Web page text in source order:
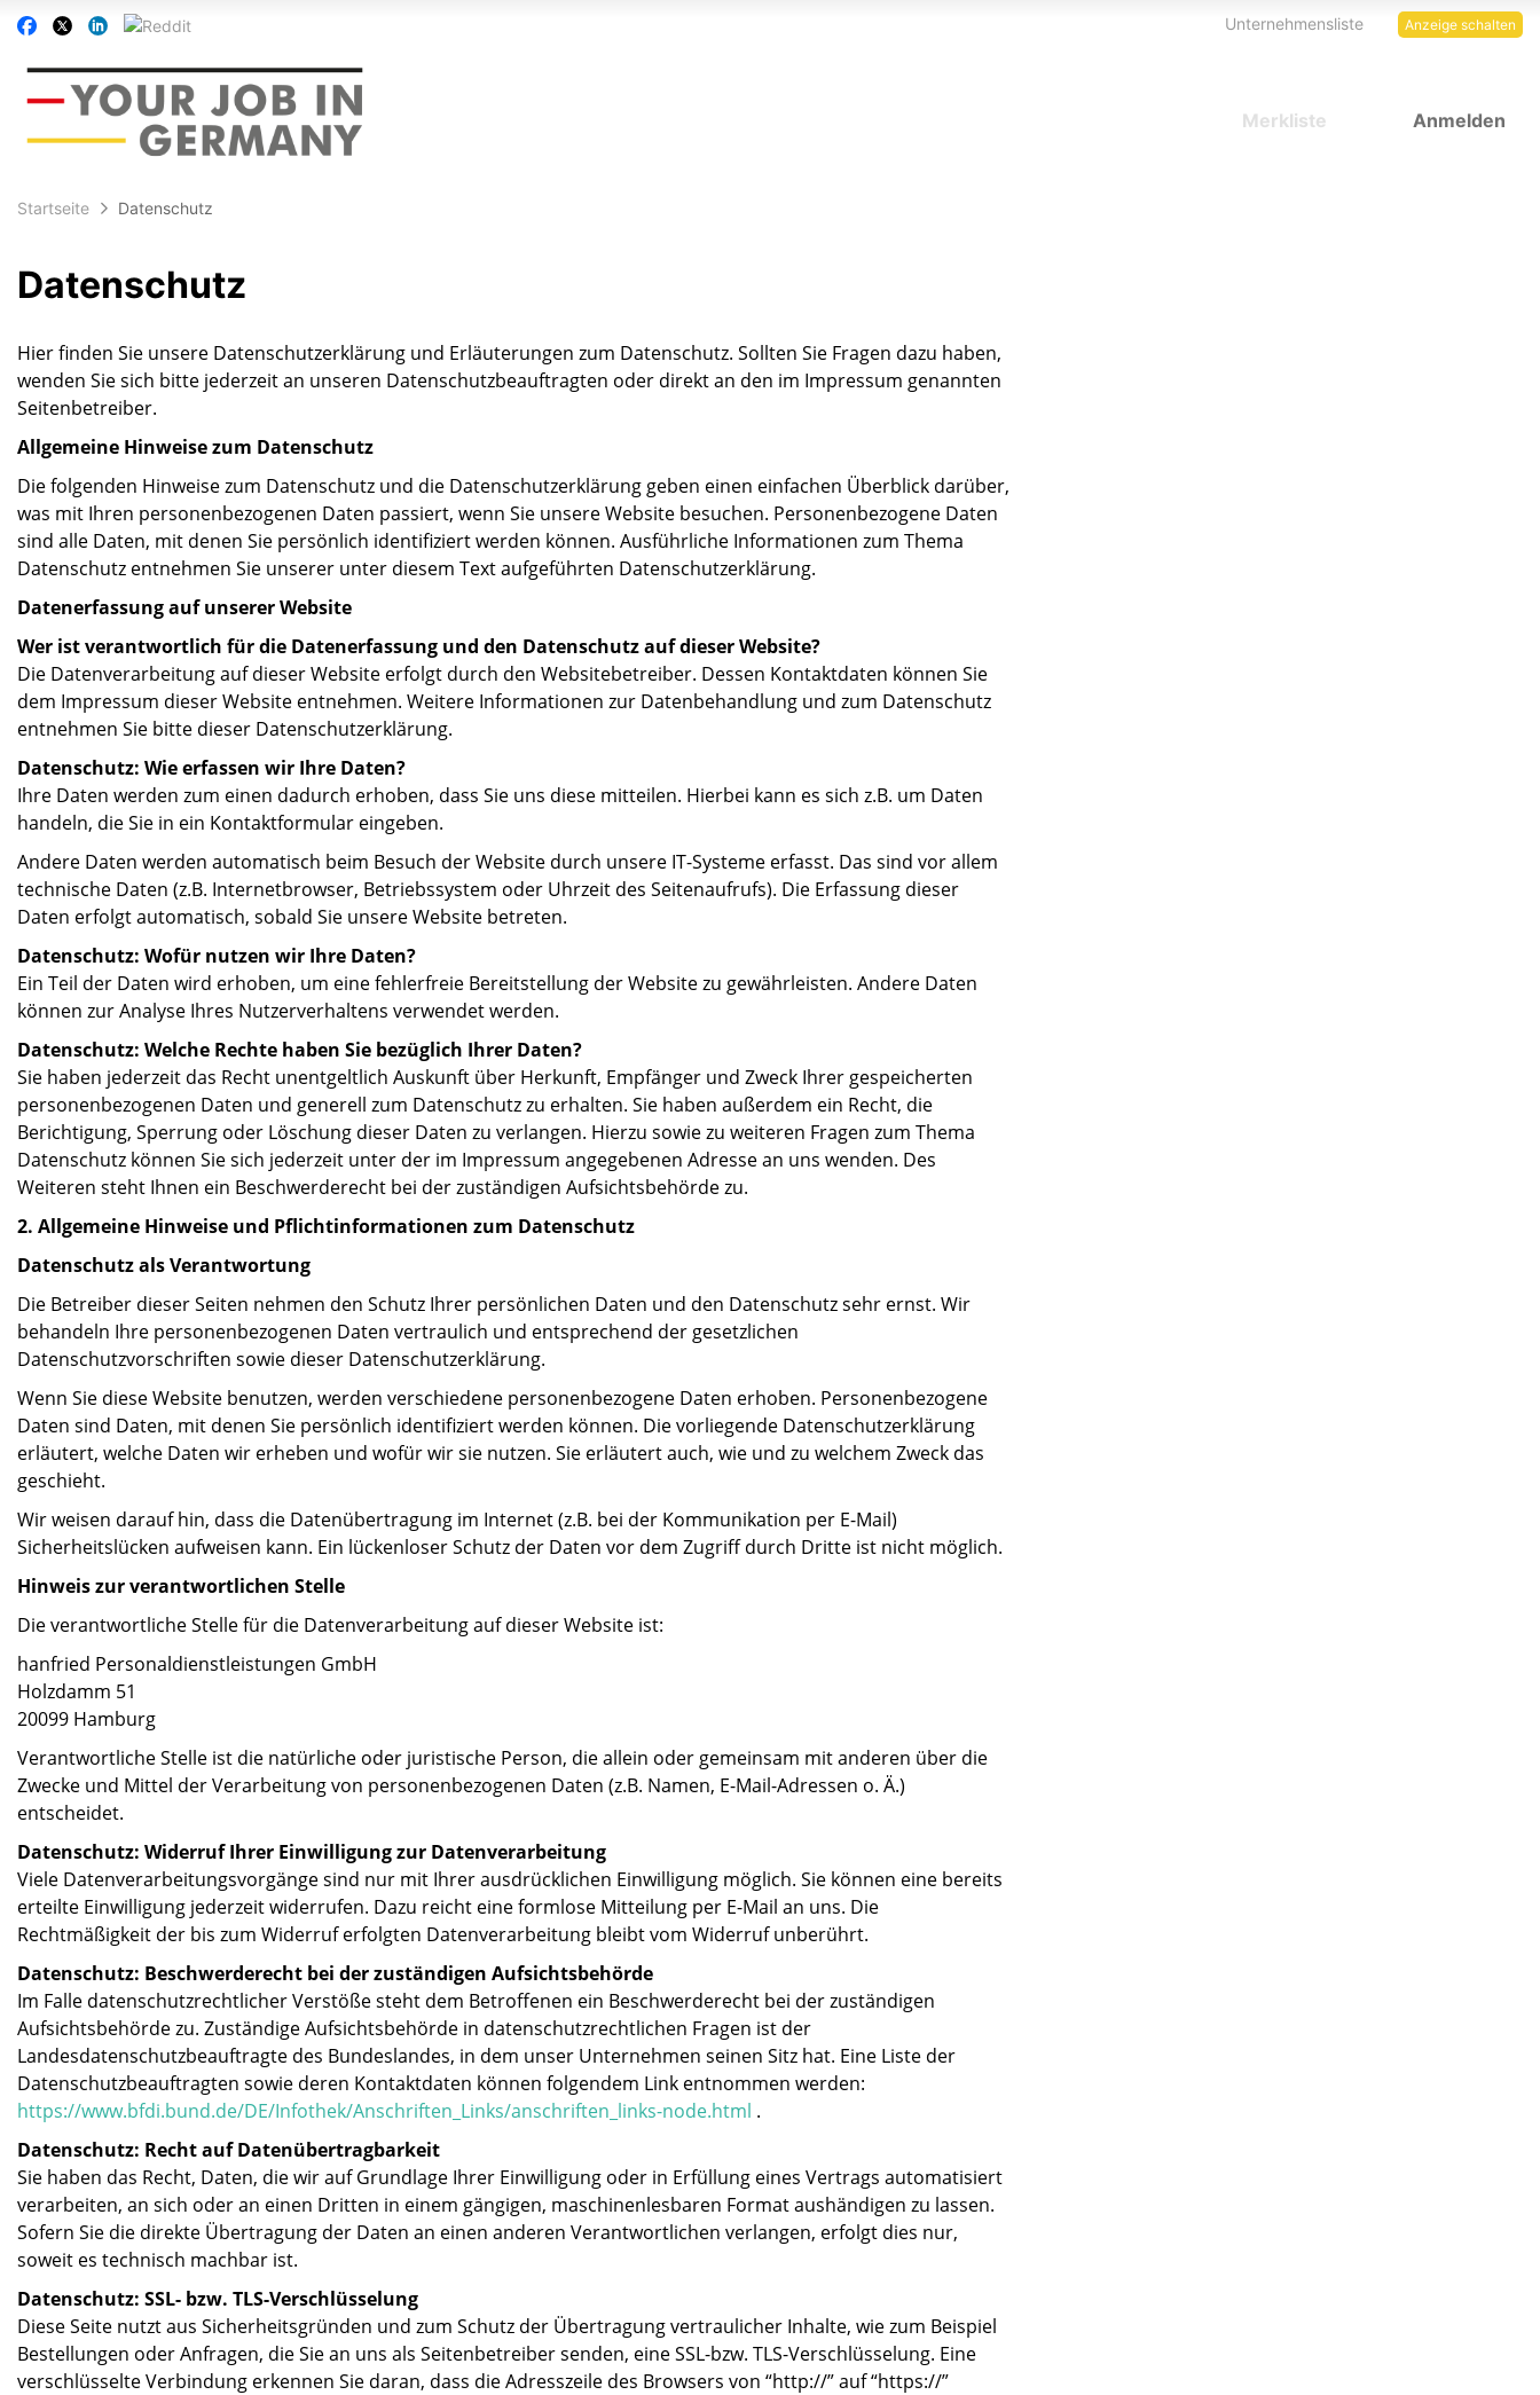
Accessibility
Modus
zum
Auf
folgen
Auf
folgen
Auf
folgen
Auf
folgen
Anzeige schalten
Unternehmensliste
Anmelden
Merkliste
Startseite Datenschutz
Datenschutz
Hier finden Sie unsere Datenschutzerklärung und Erläuterungen zum Datenschutz. Sollten Sie Fragen dazu haben,
wenden Sie sich bitte jederzeit an unseren Datenschutzbeauftragten oder direkt an den im Impressum genannten
Seitenbetreiber.
Allgemeine Hinweise zum Datenschutz
Die folgenden Hinweise zum Datenschutz und die Datenschutzerklärung geben einen einfachen Überblick darüber,
was mit Ihren personenbezogenen Daten passiert, wenn Sie unsere Website besuchen. Personenbezogene Daten
sind alle Daten, mit denen Sie persönlich identifiziert werden können. Ausführliche Informationen zum Thema
Datenschutz entnehmen Sie unserer unter diesem Text aufgeführten Datenschutzerklärung.
Datenerfassung auf unserer Website
Wer ist verantwortlich für die Datenerfassung und den Datenschutz auf dieser Website?
Die Datenverarbeitung auf dieser Website erfolgt durch den Websitebetreiber. Dessen Kontaktdaten können Sie
dem Impressum dieser Website entnehmen. Weitere Informationen zur Datenbehandlung und zum Datenschutz
entnehmen Sie bitte dieser Datenschutzerklärung.
Datenschutz: Wie erfassen wir Ihre Daten?
Ihre Daten werden zum einen dadurch erhoben, dass Sie uns diese mitteilen. Hierbei kann es sich z.B. um Daten
handeln, die Sie in ein Kontaktformular eingeben.
Andere Daten werden automatisch beim Besuch der Website durch unsere IT-Systeme erfasst. Das sind vor allem
technische Daten (z.B. Internetbrowser, Betriebssystem oder Uhrzeit des Seitenaufrufs). Die Erfassung dieser
Daten erfolgt automatisch, sobald Sie unsere Website betreten.
Datenschutz: Wofür nutzen wir Ihre Daten?
Ein Teil der Daten wird erhoben, um eine fehlerfreie Bereitstellung der Website zu gewährleisten. Andere Daten
können zur Analyse Ihres Nutzerverhaltens verwendet werden.
Datenschutz: Welche Rechte haben Sie bezüglich Ihrer Daten?
Sie haben jederzeit das Recht unentgeltlich Auskunft über Herkunft, Empfänger und Zweck Ihrer gespeicherten
personenbezogenen Daten und generell zum Datenschutz zu erhalten. Sie haben außerdem ein Recht, die
Berichtigung, Sperrung oder Löschung dieser Daten zu verlangen. Hierzu sowie zu weiteren Fragen zum Thema
Datenschutz können Sie sich jederzeit unter der im Impressum angegebenen Adresse an uns wenden. Des
Weiteren steht Ihnen ein Beschwerderecht bei der zuständigen Aufsichtsbehörde zu.
2. Allgemeine Hinweise und Pflichtinformationen zum Datenschutz
Datenschutz als Verantwortung
Die Betreiber dieser Seiten nehmen den Schutz Ihrer persönlichen Daten und den Datenschutz sehr ernst. Wir
behandeln Ihre personenbezogenen Daten vertraulich und entsprechend der gesetzlichen
Datenschutzvorschriften sowie dieser Datenschutzerklärung.
Wenn Sie diese Website benutzen, werden verschiedene personenbezogene Daten erhoben. Personenbezogene
Daten sind Daten, mit denen Sie persönlich identifiziert werden können. Die vorliegende Datenschutzerklärung
erläutert, welche Daten wir erheben und wofür wir sie nutzen. Sie erläutert auch, wie und zu welchem Zweck das
geschieht.
Wir weisen darauf hin, dass die Datenübertragung im Internet (z.B. bei der Kommunikation per E-Mail)
Sicherheitslücken aufweisen kann. Ein lückenloser Schutz der Daten vor dem Zugriff durch Dritte ist nicht möglich.
Hinweis zur verantwortlichen Stelle
Die verantwortliche Stelle für die Datenverarbeitung auf dieser Website ist:
hanfried Personaldienstleistungen GmbH
Holzdamm 51
20099 Hamburg
Verantwortliche Stelle ist die natürliche oder juristische Person, die allein oder gemeinsam mit anderen über die
Zwecke und Mittel der Verarbeitung von personenbezogenen Daten (z.B. Namen, E-Mail-Adressen o. Ä.)
entscheidet.
Datenschutz: Widerruf Ihrer Einwilligung zur Datenverarbeitung
Viele Datenverarbeitungsvorgänge sind nur mit Ihrer ausdrücklichen Einwilligung möglich. Sie können eine bereits
erteilte Einwilligung jederzeit widerrufen. Dazu reicht eine formlose Mitteilung per E-Mail an uns. Die
Rechtmäßigkeit der bis zum Widerruf erfolgten Datenverarbeitung bleibt vom Widerruf unberührt.
Datenschutz: Beschwerderecht bei der zuständigen Aufsichtsbehörde
Im Falle datenschutzrechtlicher Verstöße steht dem Betroffenen ein Beschwerderecht bei der zuständigen
Aufsichtsbehörde zu. Zuständige Aufsichtsbehörde in datenschutzrechtlichen Fragen ist der
Landesdatenschutzbeauftragte des Bundeslandes, in dem unser Unternehmen seinen Sitz hat. Eine Liste der
Datenschutzbeauftragten sowie deren Kontaktdaten können folgendem Link entnommen werden:
https://www.bfdi.bund.de/DE/Infothek/Anschriften_Links/anschriften_links-node.html .
Datenschutz: Recht auf Datenübertragbarkeit
Sie haben das Recht, Daten, die wir auf Grundlage Ihrer Einwilligung oder in Erfüllung eines Vertrags automatisiert
verarbeiten, an sich oder an einen Dritten in einem gängigen, maschinenlesbaren Format aushändigen zu lassen.
Sofern Sie die direkte Übertragung der Daten an einen anderen Verantwortlichen verlangen, erfolgt dies nur,
soweit es technisch machbar ist.
Datenschutz: SSL- bzw. TLS-Verschlüsselung
Diese Seite nutzt aus Sicherheitsgründen und zum Schutz der Übertragung vertraulicher Inhalte, wie zum Beispiel
Bestellungen oder Anfragen, die Sie an uns als Seitenbetreiber senden, eine SSL-bzw. TLS-Verschlüsselung. Eine
verschlüsselte Verbindung erkennen Sie daran, dass die Adresszeile des Browsers von “http://” auf “https://”